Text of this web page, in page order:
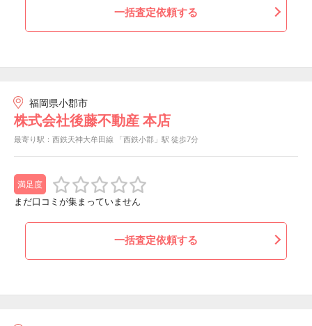
一括査定依頼する
福岡県小郡市
株式会社後藤不動産 本店
最寄り駅：西鉄天神大牟田線 「西鉄小郡」駅 徒歩7分
満足度
まだ口コミが集まっていません
一括査定依頼する